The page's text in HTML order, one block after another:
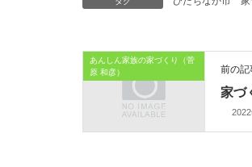
あんしん家族の家づくり（菅
原 和彦）
前の記
家づ